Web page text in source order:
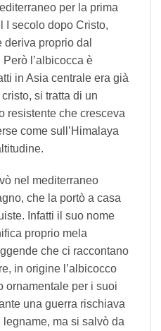
per la prima
I secolo dopo Cristo,
proprio dal
l’albicocca è
in Asia centrale era già
si tratta di un
resistente che cresceva
come sull’Himalaya
nel mediterraneo
che la portò a casa
Infatti il suo nome
proprio mela
che ci raccontano
in origine l’albicocco
ornamentale per i suoi
una guerra rischiava
ma si salvò da